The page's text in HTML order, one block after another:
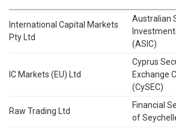
International Capital Markets
Pty Ltd
Australian
(ASIC)
IC Markets (EU) Ltd
Cyprus
Exchange
(CySEC)
Raw Trading Ltd
Financial
of